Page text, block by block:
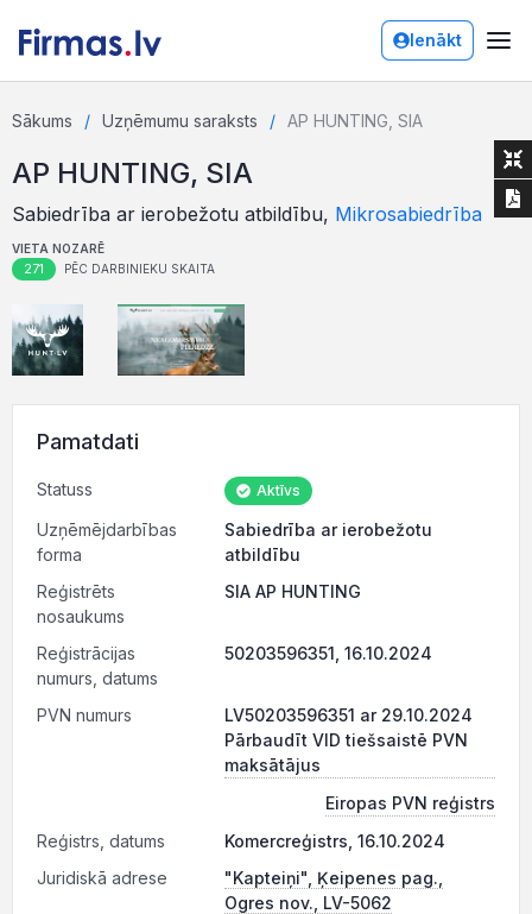
Ienākt
Sākums Uzņēmumu saraksts AP HUNTING, SIA
AP HUNTING, SIA
Sabiedrība ar ierobežotu atbildību, Mikrosabiedrība
VIETA NOZARĒ
271 PĒC DARBINIEKU SKAITA
Pamatdati
Statuss Aktīvs
Uzņēmējdarbības
forma
Sabiedrība ar ierobežotu
atbildību
Reģistrēts
nosaukums
SIA AP HUNTING
Reģistrācijas
numurs, datums
50203596351, 16.10.2024
PVN numurs
LV50203596351 ar 29.10.2024
Pārbaudīt VID tiešsaistē PVN
maksātājus
Eiropas PVN reģistrs
Reģistrs, datums
Komercreģistrs, 16.10.2024
Juridiskā adrese
"Kapteiņi", Ķeipenes pag.,
Ogres nov., LV-5062